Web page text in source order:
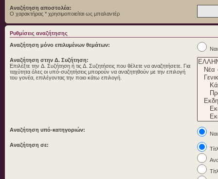
Αναζήτηση αποστολέα:
Ο χαρακτήρας * χρησιμοποιείται ως μπαλαντέρ
Ρυθμίσεις αναζήτησης
Αναζήτηση μόνο επιλυμένων θεμάτων:
Ναι
Αναζήτηση στην Δ. Συζήτηση:
Επιλέξτε την Δ. Συζήτηση ή τις Δ. Συζητήσεις που θέλετε να αναζητήσετε. Για
ταχύτητα όλες οι υπό-συζητήσεις μπορούν να αναζητηθούν με την επιλογή
του γονέα, επιλέγοντας την ποιο κάτω επιλογή.
Αναζήτηση υπό-κατηγοριών:
Ναι
Αναζήτηση σε: